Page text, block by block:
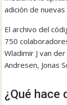
adición de
El archivo del
750
Wladimir J van
Andresen, Jonas
¿Qué hace